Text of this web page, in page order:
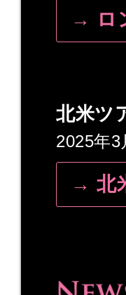
→ ロ
北米ツ
2025年3
→ 北